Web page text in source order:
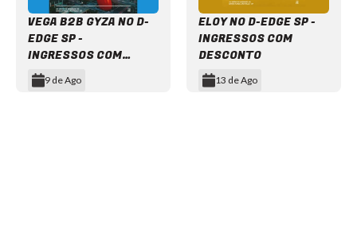
VEGA B2B GYZA NO D-
EDGE SP -
INGRESSOS COM
DESCONTO
9 de Ago
ELOY NO D-EDGE SP -
INGRESSOS COM
DESCONTO
13 de Ago